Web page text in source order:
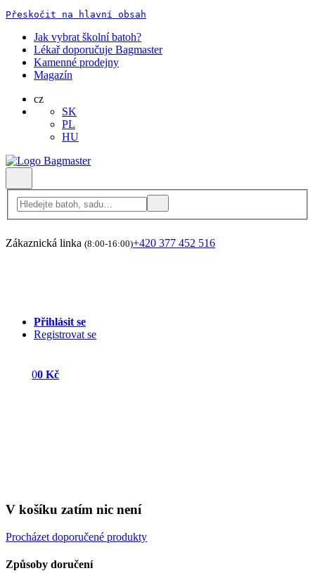
Přeskočit na hlavní obsah
Jak vybrat školní batoh?
Lékař doporučuje Bagmaster
Kamenné prodejny
Magazín
cz
SK
PL
HU
Zákaznická linka (8:00-16:00)+420 377 452 516
Přihlásit se
Registrovat se
00 Kč
V košíku zatím nic není
Procházet doporučené produkty
Způsoby doručení